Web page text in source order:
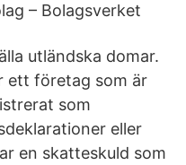
– Bolagsverket
utländska domar.
ett företag som är
som
eller
en skatteskuld som